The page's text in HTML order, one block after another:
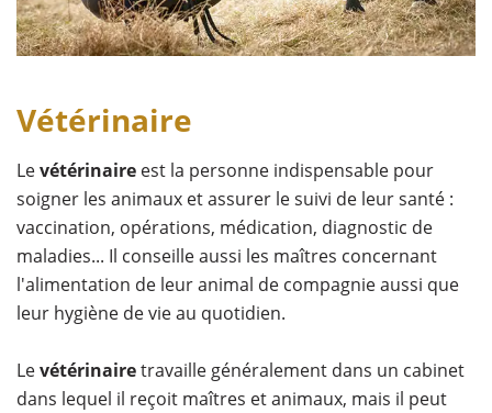
Vétérinaire
Levétérinaire est la personne indispensable pour
soigner les animaux et assurer le suivi de leur santé :
vaccination, opérations, médication, diagnostic de
maladies... Il conseille aussi les maîtres concernant
l'alimentation de leur animal de compagnie aussi que
leur hygiène de vie au quotidien.
Levétérinairetravaille généralement dans un cabinet
dans lequel il reçoit maîtres et animaux, mais il peut